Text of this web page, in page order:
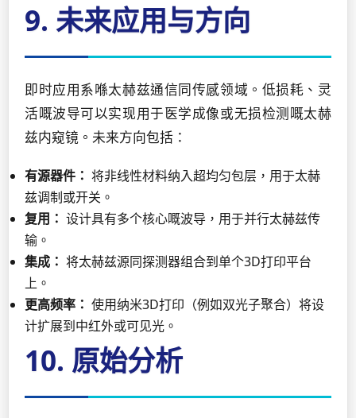
9. 未来应用与方向
即时应用系喺太赫兹通信同传感领域。低损耗、灵
活嘅波导可以实现用于医学成像或无损检测嘅太赫
兹内窥镜。未来方向包括：
有源器件： 将非线性材料纳入超均匀包层，用于太赫
兹调制或开关。
复用： 设计具有多个核心嘅波导，用于并行太赫兹传
输。
集成： 将太赫兹源同探测器组合到单个3D打印平台
上。
更高频率： 使用纳米3D打印（例如双光子聚合）将设
计扩展到中红外或可见光。
10. 原始分析